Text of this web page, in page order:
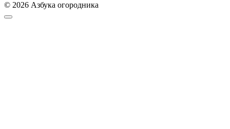
© 2026 Азбука огородника